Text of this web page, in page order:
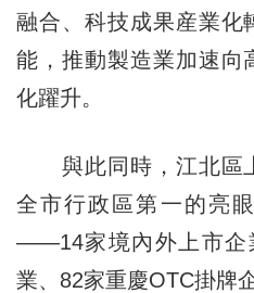
融合、科技成果産業化
能，推動製造業加速向
化躍升。
與此同時，江北區
全市行政區第一的亮
——14家境內外上市企
業、82家重慶OTC掛牌